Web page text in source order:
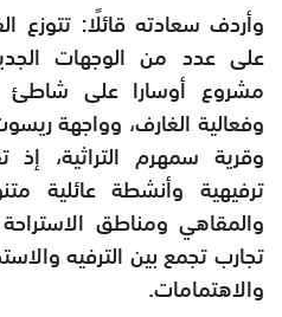
وأردف سعادته قائلًا: تتوزع
على عدد من الوجهات
مشروع أوسارا على شاطئ
وفعالية الغارف، وواجهة
وقرية سمهرم التراثية،
ترفيهية وأنشطة عائلية
والمقاهي ومناطق
تجارب تجمع بين الترفيه
والاهتمامات.